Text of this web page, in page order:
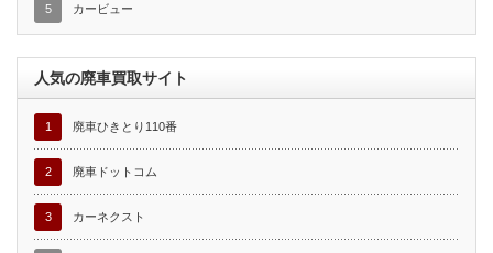
5 カービュー
人気の廃車買取サイト
1 廃車ひきとり110番
2 廃車ドットコム
3 カーネクスト